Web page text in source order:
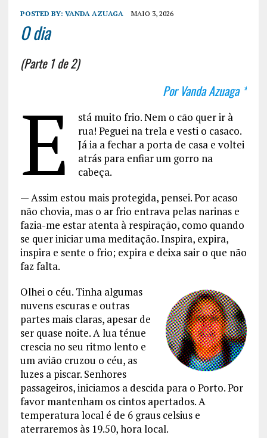
POSTED BY: VANDA AZUAGA MAIO 3, 2026
O dia
(Parte 1 de 2)
Por Vanda Azuaga *
E
stá muito frio. Nem o cão quer ir à
rua! Peguei na trela e vesti o casaco.
Já ia a fechar a porta de casa e voltei
atrás para enfiar um gorro na
cabeça.
— Assim estou mais protegida, pensei. Por acaso
não chovia, mas o ar frio entrava pelas narinas e
fazia-me estar atenta à respiração, como quando
se quer iniciar uma meditação. Inspira, expira,
inspira e sente o frio; expira e deixa sair o que não
faz falta.
Olhei o céu. Tinha algumas
nuvens escuras e outras
partes mais claras, apesar de
ser quase noite. A lua ténue
crescia no seu ritmo lento e
um avião cruzou o céu, as
luzes a piscar. Senhores
passageiros, iniciamos a descida para o Porto. Por
favor mantenham os cintos apertados. A
temperatura local é de 6 graus celsius e
aterraremos às 19.50, hora local.